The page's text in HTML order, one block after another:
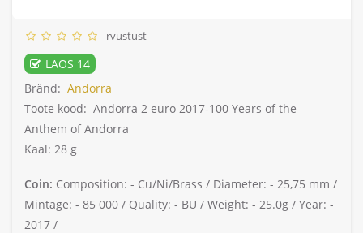
rvustust
LAOS 14
Bränd: Andorra
Toote kood: Andorra 2 euro 2017-100 Years of the
Anthem of Andorra
Kaal: 28 g
Coin: Composition: - Cu/Ni/Brass / Diameter: - 25,75 mm /
Mintage: - 85 000 / Quality: - BU / Weight: - 25.0g / Year: -
2017 /